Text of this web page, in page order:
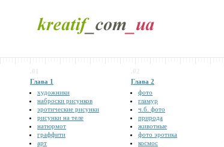
Глава 1
художники
наброски рисунков
эротические рисунки
рисунки на теле
натюрмот
граффити
арт
Глава 2
фото
гламур
ч.б. фото
природа
животные
фото эротика
космос